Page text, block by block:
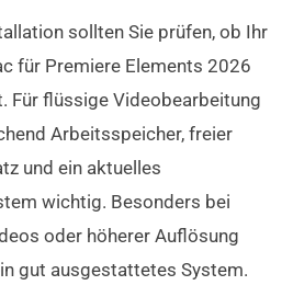
sollten Sie prüfen, ob Ihr
für Premiere Elements 2026
Für flüssige Videobearbeitung
Arbeitsspeicher, freier
und ein aktuelles
wichtig. Besonders bei
oder höherer Auflösung
gut ausgestattetes System.